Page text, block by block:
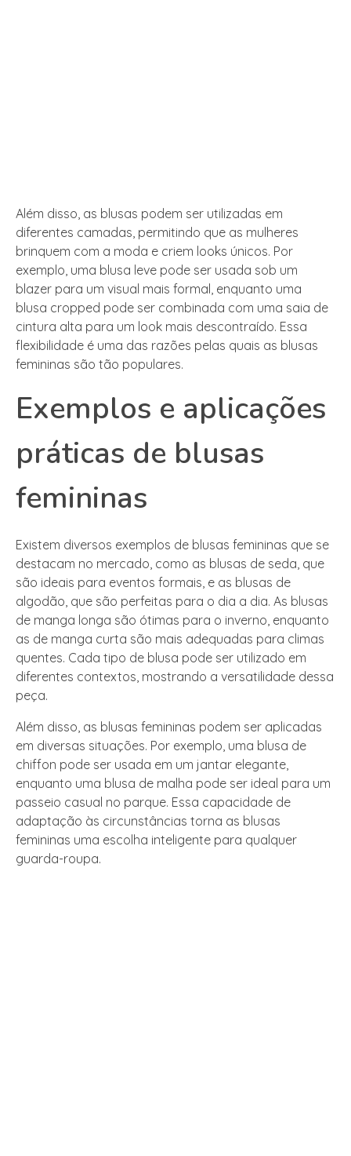
Além disso, as blusas podem ser utilizadas em
diferentes camadas, permitindo que as mulheres
brinquem com a moda e criem looks únicos. Por
exemplo, uma blusa leve pode ser usada sob um
blazer para um visual mais formal, enquanto uma
blusa cropped pode ser combinada com uma saia de
cintura alta para um look mais descontraído. Essa
flexibilidade é uma das razões pelas quais as blusas
femininas são tão populares.
Exemplos e aplicações
práticas de blusas
femininas
Existem diversos exemplos de blusas femininas que se
destacam no mercado, como as blusas de seda, que
são ideais para eventos formais, e as blusas de
algodão, que são perfeitas para o dia a dia. As blusas
de manga longa são ótimas para o inverno, enquanto
as de manga curta são mais adequadas para climas
quentes. Cada tipo de blusa pode ser utilizado em
diferentes contextos, mostrando a versatilidade dessa
peça.
Além disso, as blusas femininas podem ser aplicadas
em diversas situações. Por exemplo, uma blusa de
chiffon pode ser usada em um jantar elegante,
enquanto uma blusa de malha pode ser ideal para um
passeio casual no parque. Essa capacidade de
adaptação às circunstâncias torna as blusas
femininas uma escolha inteligente para qualquer
guarda-roupa.